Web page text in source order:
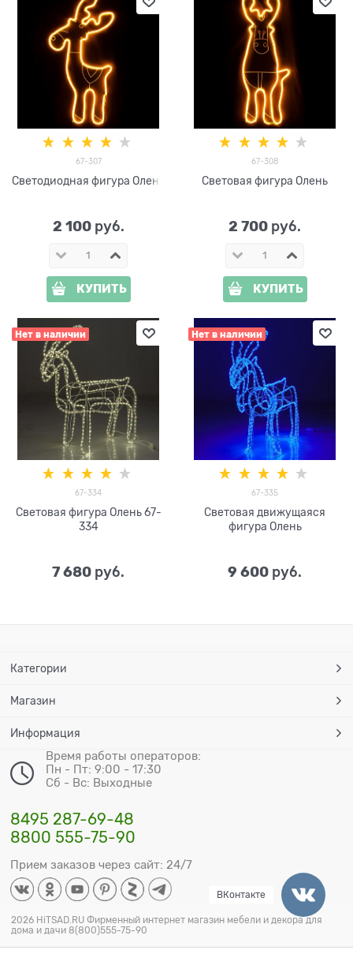
67-307
Светодиодная фигура Олень
2 100 руб.
КУПИТЬ
67-308
Световая фигура Олень
2 700 руб.
КУПИТЬ
Нет в наличии
67-334
Световая фигура Олень 67-
334
7 680 руб.
Нет в наличии
67-335
Световая движущаяся
фигура Олень
9 600 руб.
Категории
Магазин
Информация
Время работы операторов:
Пн - Пт: 9:00 - 17:30
Сб - Вс: Выходные
8495 287-69-48
8800 555-75-90
Прием заказов через сайт: 24/7
2026 HiTSAD.RU Фирменный интернет магазин мебели и декора для
дома и дачи 8(800)555-75-90
ВКонтакте